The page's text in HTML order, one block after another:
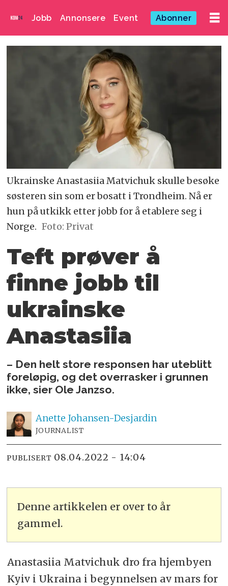
Jobb Annonsere Event Abonner
Ukrainske Anastasiia Matvichuk skulle besøke
søsteren sin som er bosatt i Trondheim. Nå er
hun på utkikk etter jobb for å etablere seg i
Norge. Foto: Privat
Teft prøver å
finne jobb til
ukrainske
Anastasiia
– Den helt store responsen har uteblitt
foreløpig, og det overrasker i grunnen
ikke, sier Ole Janzso.
Anette Johansen-Desjardin
JOURNALIST
PUBLISERT 08.04.2022 - 14:04
Denne artikkelen er over to år
gammel.
Anastasiia Matvichuk dro fra hjembyen
Kyiv i Ukraina i begynnelsen av mars for